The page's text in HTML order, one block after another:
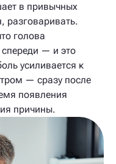
в привычных
разговаривать.
голова
— и это
усиливается к
— сразу после
появления
причины.